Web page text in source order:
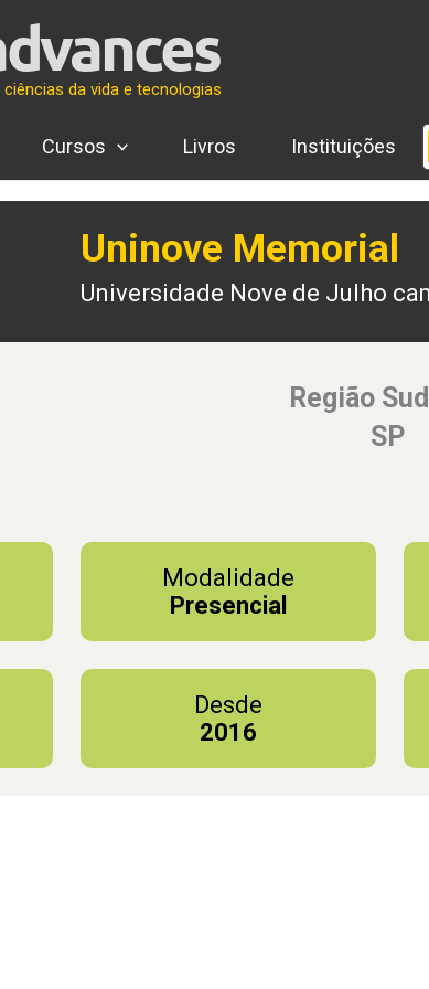
ciências da vida e tecnologias
Cursos Livros Instituições
Uninove Memorial
Universidade Nove de Julho
Região
SP
Modalidade
Presencial
Desde
2016